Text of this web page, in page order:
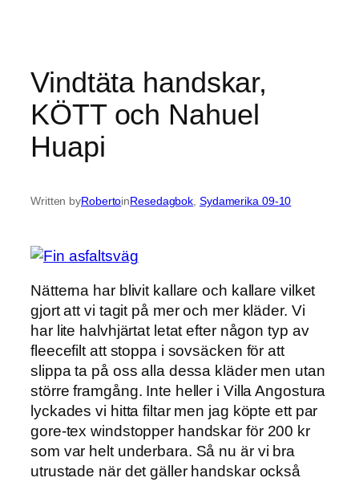
Vindtäta handskar,
KÖTT och Nahuel
Huapi
Written byRobertoinResedagbok, Sydamerika 09-10
Nätterna har blivit kallare och kallare vilket
gjort att vi tagit på mer och mer kläder. Vi
har lite halvhjärtat letat efter någon typ av
fleecefilt att stoppa i sovsäcken för att
slippa ta på oss alla dessa kläder men utan
större framgång. Inte heller i Villa Angostura
lyckades vi hitta filtar men jag köpte ett par
gore-tex windstopper handskar för 200 kr
som var helt underbara. Så nu är vi bra
utrustade när det gäller handskar också